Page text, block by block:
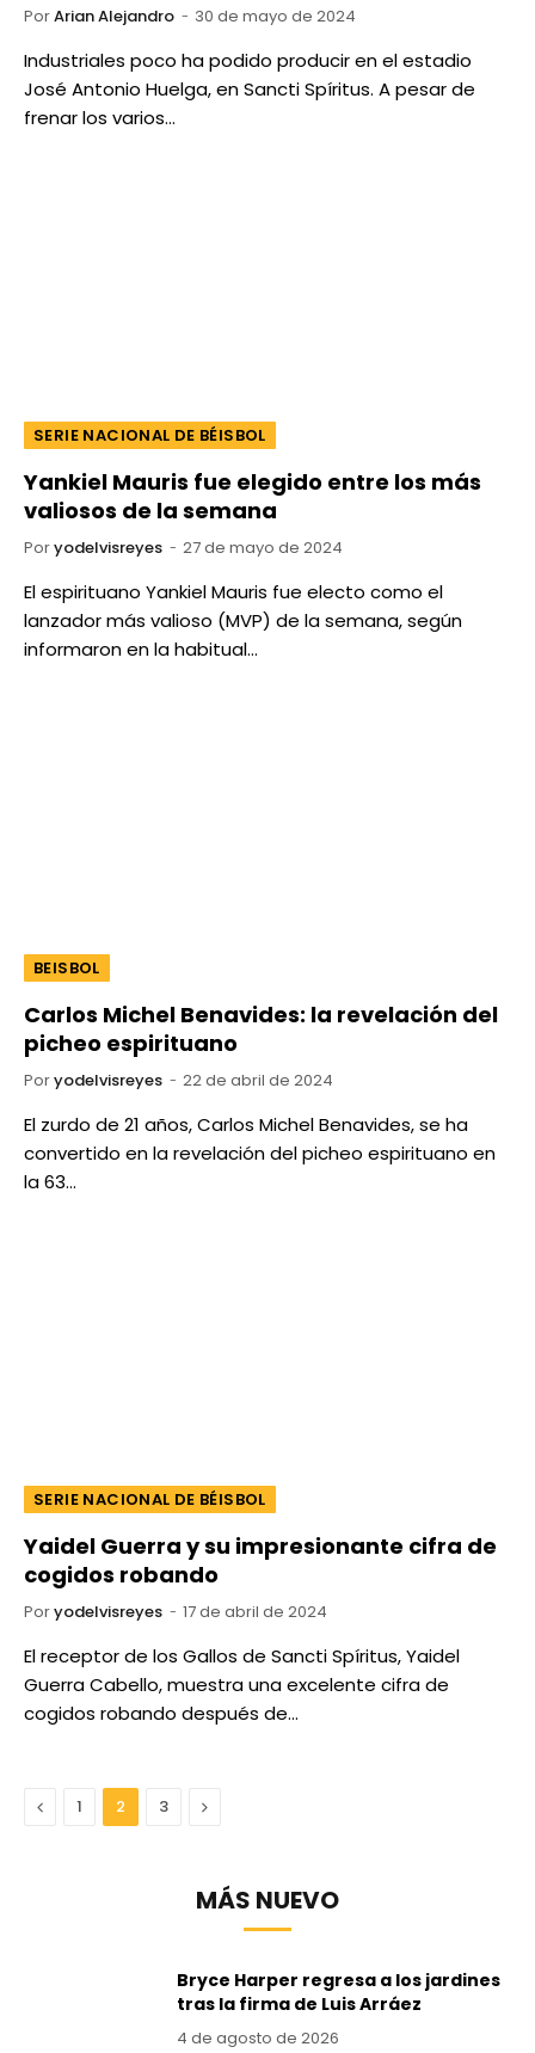
PorArian Alejandro 30 de mayo de 2024
Industriales poco ha podido producir en el estadio
José Antonio Huelga, en Sancti Spíritus. A pesar de
frenar los varios…
SERIE NACIONAL DE BÉISBOL
Yankiel Mauris fue elegido entre los más
valiosos de la semana
Poryodelvisreyes 27 de mayo de 2024
El espirituano Yankiel Mauris fue electo como el
lanzador más valioso (MVP) de la semana, según
informaron en la habitual…
BEISBOL
Carlos Michel Benavides: la revelación del
picheo espirituano
Poryodelvisreyes 22 de abril de 2024
El zurdo de 21 años, Carlos Michel Benavides, se ha
convertido en la revelación del picheo espirituano en
la 63…
SERIE NACIONAL DE BÉISBOL
Yaidel Guerra y su impresionante cifra de
cogidos robando
Poryodelvisreyes 17 de abril de 2024
El receptor de los Gallos de Sancti Spíritus, Yaidel
Guerra Cabello, muestra una excelente cifra de
cogidos robando después de…
Anterior
1 2 3 Next
MÁS NUEVO
Bryce Harper regresa a los jardines
tras la firma de Luis Arráez
4 de agosto de 2026